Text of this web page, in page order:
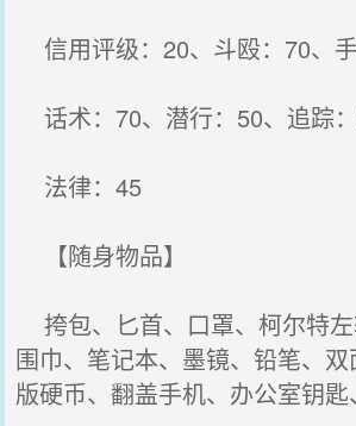
信用评级：20、斗殴：70、
话术：70、潜行：50、追踪
法律：45
【随身物品】
挎包、匕首、口罩、柯尔特
围巾、笔记本、墨镜、铅笔、
版硬币、翻盖手机、办公室钥匙